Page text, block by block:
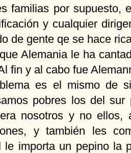
familias por supuesto,
y cualquier
de gente qe se hace
Alemania le ha
fin y al cabo fue
es el mismo de
pobres los del
nosotros y no
y también les
le importa un pepino la